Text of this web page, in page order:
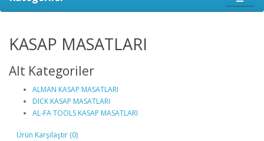
KASAP MASATLARI
Alt Kategoriler
ALMAN KASAP MASATLARI
DICK KASAP MASATLARI
AL-FA TOOLS KASAP MASATLARI
Ürün Karşılaştır (0)